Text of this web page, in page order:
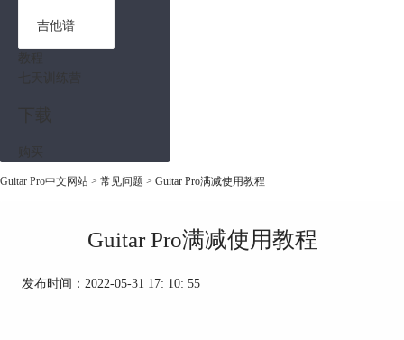
吉他谱
Guitar Pro中文网站 > 常见问题 > Guitar Pro满减使用教程
Guitar Pro满减使用教程
发布时间：2022-05-31 17: 10: 55